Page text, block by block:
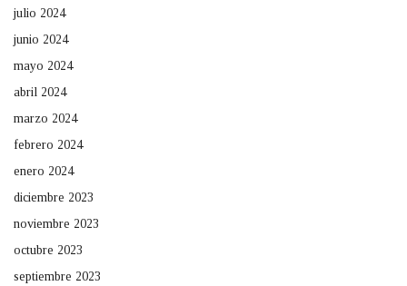
julio 2024
junio 2024
mayo 2024
abril 2024
marzo 2024
febrero 2024
enero 2024
diciembre 2023
noviembre 2023
octubre 2023
septiembre 2023